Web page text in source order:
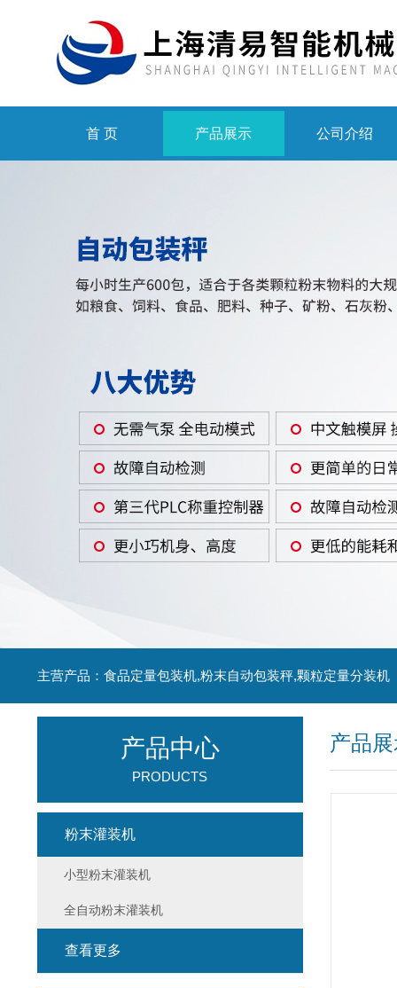
首 页 产品展示 公司介绍
主营产品：食品定量包装机,粉末自动包装秤,颗粒定量分装机
产品
产品中心
PRODUCTS
粉末灌装机
小型粉末灌装机
全自动粉末灌装机
查看更多